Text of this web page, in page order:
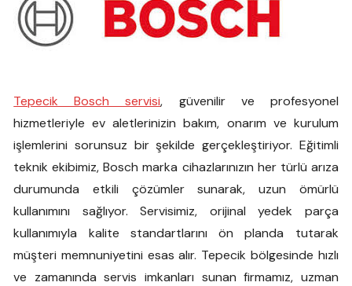
Tepecik Bosch servisi, güvenilir ve profesyonel
hizmetleriyle ev aletlerinizin bakım, onarım ve kurulum
işlemlerini sorunsuz bir şekilde gerçekleştiriyor. Eğitimli
teknik ekibimiz, Bosch marka cihazlarınızın her türlü arıza
durumunda etkili çözümler sunarak, uzun ömürlü
kullanımını sağlıyor. Servisimiz, orijinal yedek parça
kullanımıyla kalite standartlarını ön planda tutarak
müşteri memnuniyetini esas alır. Tepecik bölgesinde hızlı
ve zamanında servis imkanları sunan firmamız, uzman